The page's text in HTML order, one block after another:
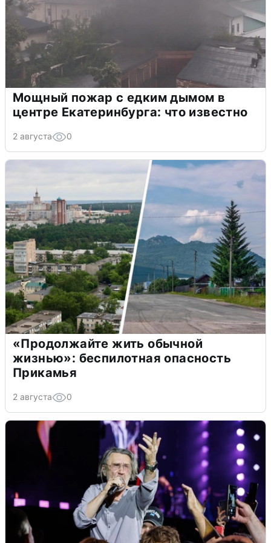
Мощный пожар с едким дымом в
центре Екатеринбурга: что известно
2 августа 0
«Продолжайте жить обычной
жизнью»: беспилотная опасность
Прикамья
2 августа 0